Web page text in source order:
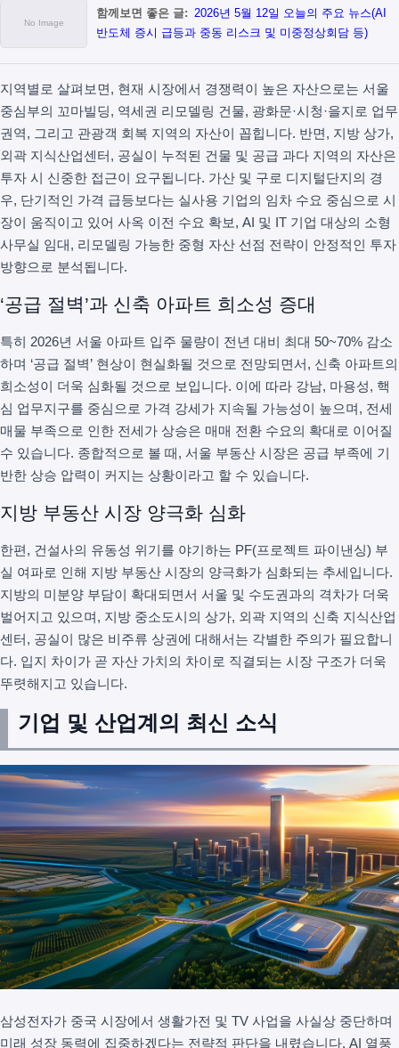
함께보면 좋은 글: 2026년 5월 12일 오늘의 주요 뉴스(AI
반도체 증시 급등과 중동 리스크 및 미중정상회담 등)
지역별로 살펴보면, 현재 시장에서 경쟁력이 높은 자산으로는 서울
중심부의 꼬마빌딩, 역세권 리모델링 건물, 광화문·시청·을지로 업무
권역, 그리고 관광객 회복 지역의 자산이 꼽힙니다. 반면, 지방 상가,
외곽 지식산업센터, 공실이 누적된 건물 및 공급 과다 지역의 자산은
투자 시 신중한 접근이 요구됩니다. 가산 및 구로 디지털단지의 경
우, 단기적인 가격 급등보다는 실사용 기업의 임차 수요 중심으로 시
장이 움직이고 있어 사옥 이전 수요 확보, AI 및 IT 기업 대상의 소형
사무실 임대, 리모델링 가능한 중형 자산 선점 전략이 안정적인 투자
방향으로 분석됩니다.
‘공급 절벽’과 신축 아파트 희소성 증대
특히 2026년 서울 아파트 입주 물량이 전년 대비 최대 50~70% 감소
하며 ‘공급 절벽’ 현상이 현실화될 것으로 전망되면서, 신축 아파트의
희소성이 더욱 심화될 것으로 보입니다. 이에 따라 강남, 마용성, 핵
심 업무지구를 중심으로 가격 강세가 지속될 가능성이 높으며, 전세
매물 부족으로 인한 전세가 상승은 매매 전환 수요의 확대로 이어질
수 있습니다. 종합적으로 볼 때, 서울 부동산 시장은 공급 부족에 기
반한 상승 압력이 커지는 상황이라고 할 수 있습니다.
지방 부동산 시장 양극화 심화
한편, 건설사의 유동성 위기를 야기하는 PF(프로젝트 파이낸싱) 부
실 여파로 인해 지방 부동산 시장의 양극화가 심화되는 추세입니다.
지방의 미분양 부담이 확대되면서 서울 및 수도권과의 격차가 더욱
벌어지고 있으며, 지방 중소도시의 상가, 외곽 지역의 신축 지식산업
센터, 공실이 많은 비주류 상권에 대해서는 각별한 주의가 필요합니
다. 입지 차이가 곧 자산 가치의 차이로 직결되는 시장 구조가 더욱
뚜렷해지고 있습니다.
기업 및 산업계의 최신 소식
삼성전자가 중국 시장에서 생활가전 및 TV 사업을 사실상 중단하며
미래 성장 동력에 집중하겠다는 전략적 판단을 내렸습니다. AI 열풍